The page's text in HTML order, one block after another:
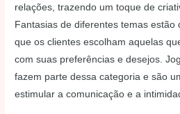
relações, trazendo um toque de
Fantasias de diferentes temas estão
que os clientes escolham aquelas
com suas preferências e desejos.
fazem parte dessa categoria e são
estimular a comunicação e a